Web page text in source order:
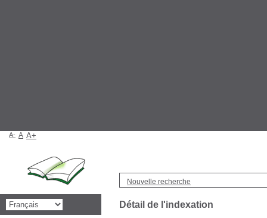
Nouvelle recherche
Détail de l'indexation
A- A A+